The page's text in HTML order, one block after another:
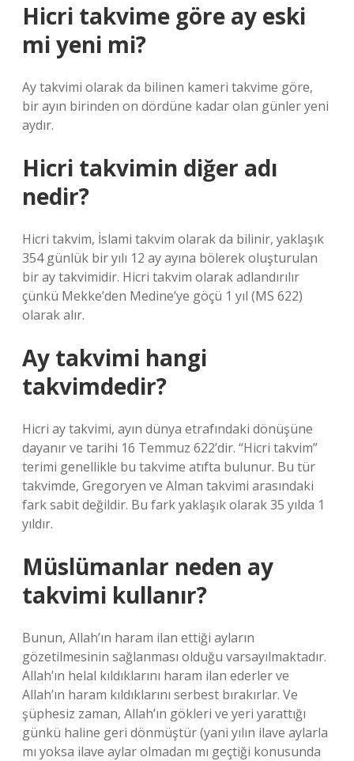
Hicri takvime göre ay eski
mi yeni mi?
Ay takvimi olarak da bilinen kameri takvime göre,
bir ayın birinden on dördüne kadar olan günler yeni
aydır.
Hicri takvimin diğer adı
nedir?
Hicri takvim, İslami takvim olarak da bilinir, yaklaşık
354 günlük bir yılı 12 ay ayına bölerek oluşturulan
bir ay takvimidir. Hicri takvim olarak adlandırılır
çünkü Mekke’den Medine’ye göçü 1 yıl (MS 622)
olarak alır.
Ay takvimi hangi
takvimdedir?
Hicri ay takvimi, ayın dünya etrafındaki dönüşüne
dayanır ve tarihi 16 Temmuz 622’dir. “Hicri takvim”
terimi genellikle bu takvime atıfta bulunur. Bu tür
takvimde, Gregoryen ve Alman takvimi arasındaki
fark sabit değildir. Bu fark yaklaşık olarak 35 yılda 1
yıldır.
Müslümanlar neden ay
takvimi kullanır?
Bunun, Allah’ın haram ilan ettiği ayların
gözetilmesinin sağlanması olduğu varsayılmaktadır.
Allah’ın helal kıldıklarını haram ilan ederler ve
Allah’ın haram kıldıklarını serbest bırakırlar. Ve
şüphesiz zaman, Allah’ın gökleri ve yeri yarattığı
günkü haline geri dönmüştür (yani yılın ilave aylarla
mı yoksa ilave aylar olmadan mı geçtiği konusunda